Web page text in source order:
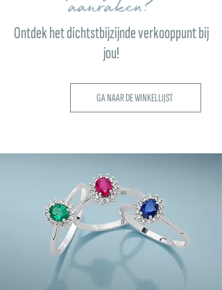
Ontdek het dichtstbijzijnde verkooppunt bij
jou!
GA NAAR DE WINKELLIJST